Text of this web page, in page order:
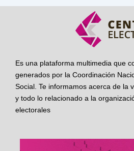
Es una plataforma multimedia que
generados por la Coordinación
Social. Te informamos acerca de la
y todo lo relacionado a la
electorales